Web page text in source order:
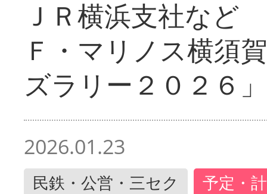
ＪＲ横浜支社など
Ｆ・マリノス横須
ズラリー２０２６」
2026.01.23
民鉄・公営・三セク 予定・